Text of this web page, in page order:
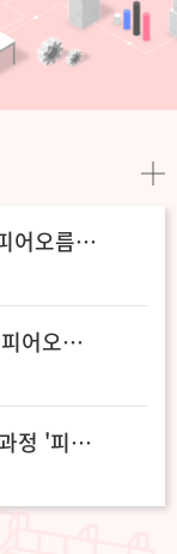
[비교과통합지원센터] 2024-2 상명 피어오름 서포터즈 9기 선발 결과 발표(서울,천안)
[서울/천안] 2022학년도 1학기 상명 피어오름 서포터즈 4기 모집안내
[서울/천안] 2022학년도 비교과교육과정 '피어오름' 홍보브로셔